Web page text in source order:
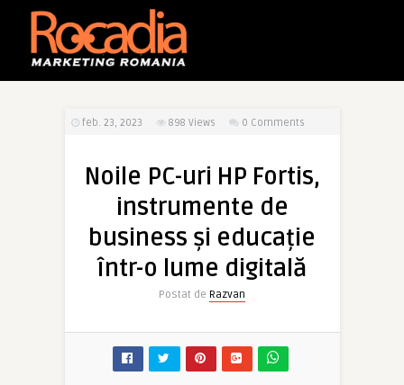
feb. 23, 2023 898 Views 0 Comments
Noile PC-uri HP Fortis,
instrumente de
business și educație
într-o lume digitală
Postat de Razvan